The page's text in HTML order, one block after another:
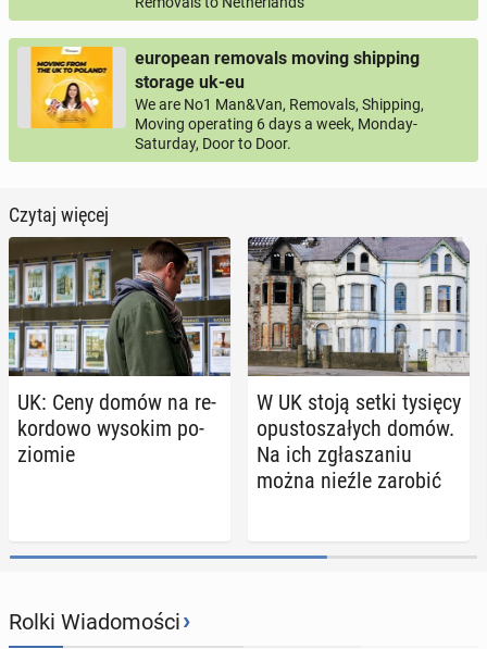
european removals moving shipping
storage uk-eu
We are No1 Man&Van, Removals, Shipping,
Moving operating 6 days a week, Monday-
Saturday, Door to Door.
Czytaj więcej
UK: Ceny domów na re­
kor­do­wo wysokim po­
zio­mie
W UK stoją setki tysięcy
opu­sto­sza­łych domów.
Na ich zgła­sza­niu
można nieźle zarobić
Rolki Wiadomości›